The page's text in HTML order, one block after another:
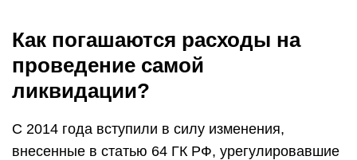
Как погашаются расходы на
проведение самой
ликвидации?
С 2014 года вступили в силу изменения,
внесенные в статью 64 ГК РФ, урегулировавшие